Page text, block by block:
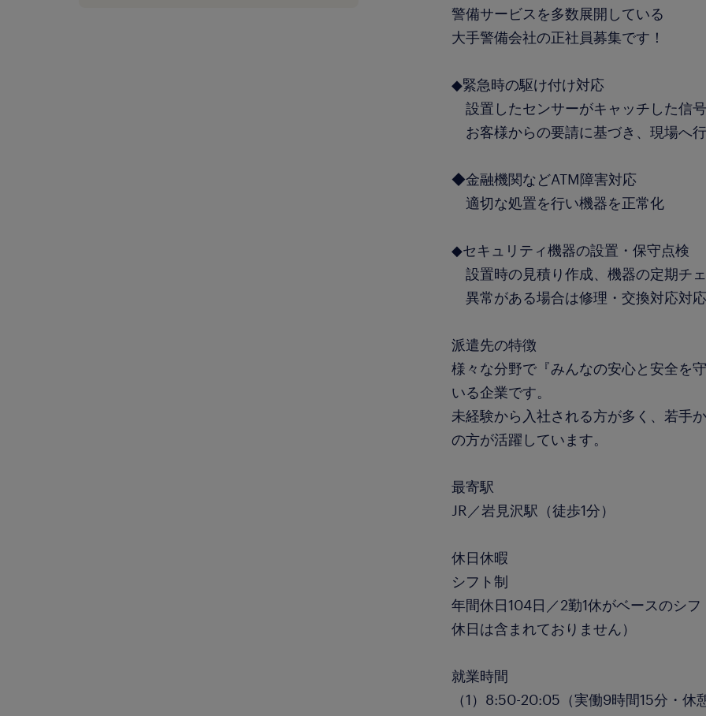
警備サービスを多数展開している
大手警備会社の正社員募集です！
◆緊急時の駆け付け対応
設置したセンサーがキャッチした信号
お客様からの要請に基づき、現場へ
◆金融機関などATM障害対応
適切な処置を行い機器を正常化
◆セキュリティ機器の設置・保守点検
設置時の見積り作成、機器の定期チ
異常がある場合は修理・交換対応対応
派遣先の特徴
様々な分野で『みんなの安心と安全を
いる企業です。
未経験から入社される方が多く、若手
の方が活躍しています。
最寄駅
JR／岩見沢駅（徒歩1分）
休日休暇
シフト制
年間休日104日／2勤1休がベースのシ
休日は含まれておりません）
就業時間
（1）8:50-20:05（実働9時間15分・休